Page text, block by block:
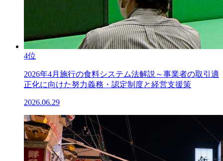
4位
2026年4月施行の食料システム法解説～事業者の取引適
正化に向けた努力義務・認定制度と経営支援策
2026.06.29